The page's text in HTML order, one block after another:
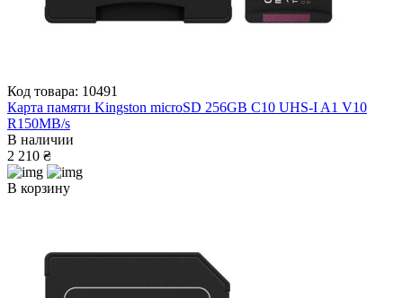
Код товара: 10491
Карта памяти Kingston microSD 256GB C10 UHS-I A1 V10
R150MB/s
В наличии
2 210 ₴
В корзину